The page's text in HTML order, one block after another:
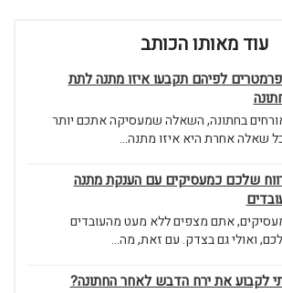
עוד מאותו הכותב
פרמטרים לפיהם תקבעו איזו מתנה לתת
בחתונה, השאלה שמעסיקה אתכם יותר
שאלה אחרת היא איזו מתנה...
שלכם כמעסיקים עם הענקת מתנה
אתם מצפים ללא מעט מהעובדים
ואולי גם בצדק. עם זאת, מה...
לקבוע את ירח הדבש לאחר החתונה?